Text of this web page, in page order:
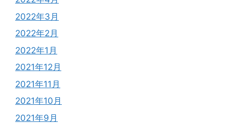
2022年3月
2022年2月
2022年1月
2021年12月
2021年11月
2021年10月
2021年9月